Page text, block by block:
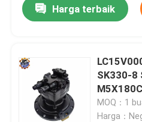
Rumah
Produk
Harga terbaik
SK330-8
MOQ：1
Harga：